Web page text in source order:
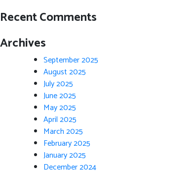
Recent Comments
Archives
September 2025
August 2025
July 2025
June 2025
May 2025
April 2025
March 2025
February 2025
January 2025
December 2024